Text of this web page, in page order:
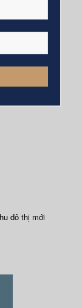
đô thị mới